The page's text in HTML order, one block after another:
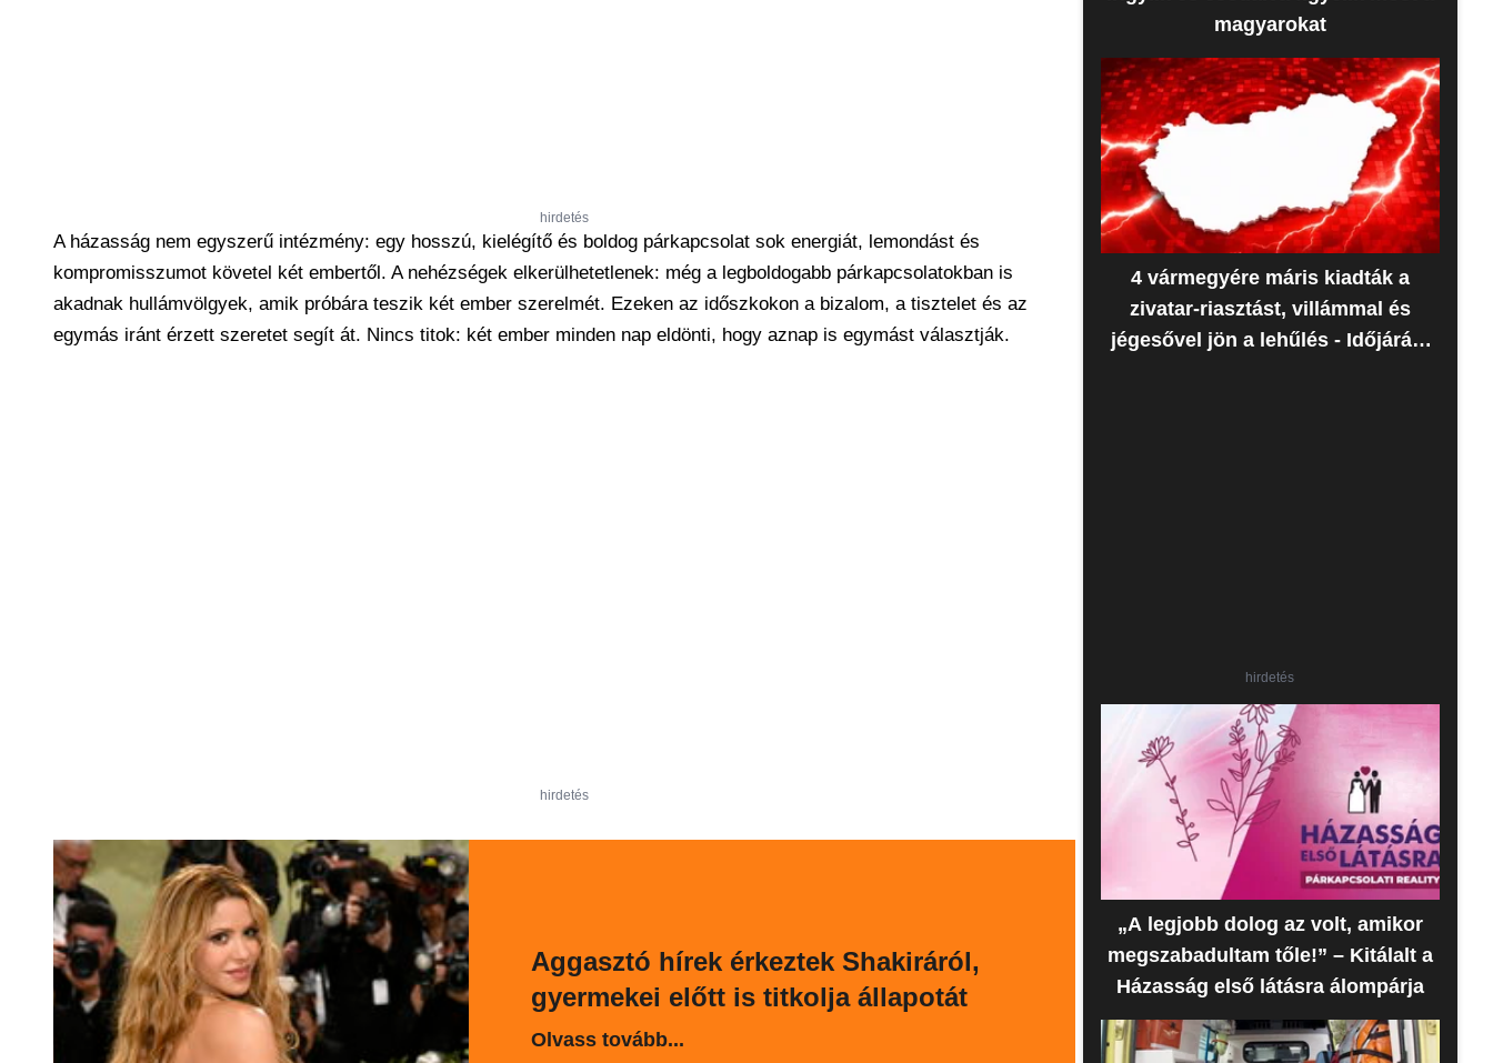
hirdetés
A házasság nem egyszerű intézmény: egy hosszú, kielégítő és boldog párkapcsolat sok energiát, lemondást és
kompromisszumot követel két embertől. A nehézségek elkerülhetetlenek: még a legboldogabb párkapcsolatokban is
akadnak hullámvölgyek, amik próbára teszik két ember szerelmét. Ezeken az időszkokon a bizalom, a tisztelet és az
egymás iránt érzett szeretet segít át. Nincs titok: két ember minden nap eldönti, hogy aznap is egymást választják.
hirdetés
Aggasztó hírek érkeztek Shakiráról,
gyermekei előtt is titkolja állapotát
Olvass tovább...
magyarokat
4 vármegyére máris kiadták a
zivatar-riasztást, villámmal és
jégesővel jön a lehűlés - Időjárás-
hirdetés
„A legjobb dolog az volt, amikor
megszabadultam tőle!” – Kitálalt a
Házasság első látásra álompárja